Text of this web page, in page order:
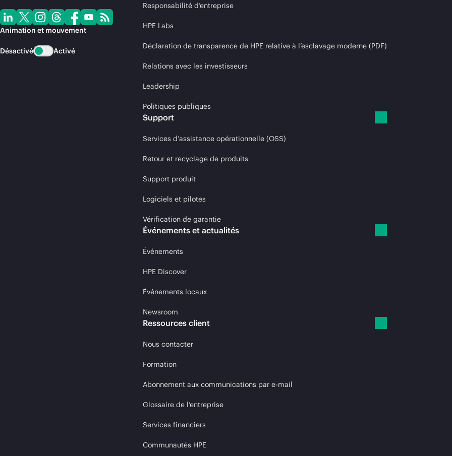
Animation et mouvement
Désactivé Activé
Responsabilité d’entreprise
HPE Labs
Déclaration de transparence de HPE relative à l’esclavage moderne (PDF)
Relations avec les investisseurs
Leadership
Politiques publiques
Support
Services d’assistance opérationnelle (OSS)
Retour et recyclage de produits
Support produit
Logiciels et pilotes
Vérification de garantie
Événements et actualités
Événements
HPE Discover
Événements locaux
Newsroom
Ressources client
Nous contacter
Formation
Abonnement aux communications par e-mail
Glossaire de l’entreprise
Services financiers
Communautés HPE